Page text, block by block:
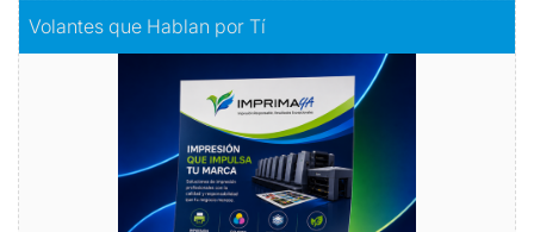
Volantes que Hablan por Tí
Volantes con Amor
Comprar
Comprar